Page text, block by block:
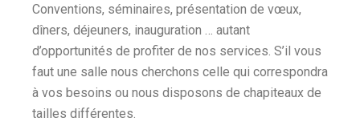
Conventions, séminaires, présentation de vœux,
dîners, déjeuners, inauguration … autant
d’opportunités de profiter de nos services. S’il vous
faut une salle nous cherchons celle qui correspondra
à vos besoins ou nous disposons de chapiteaux de
tailles différentes.